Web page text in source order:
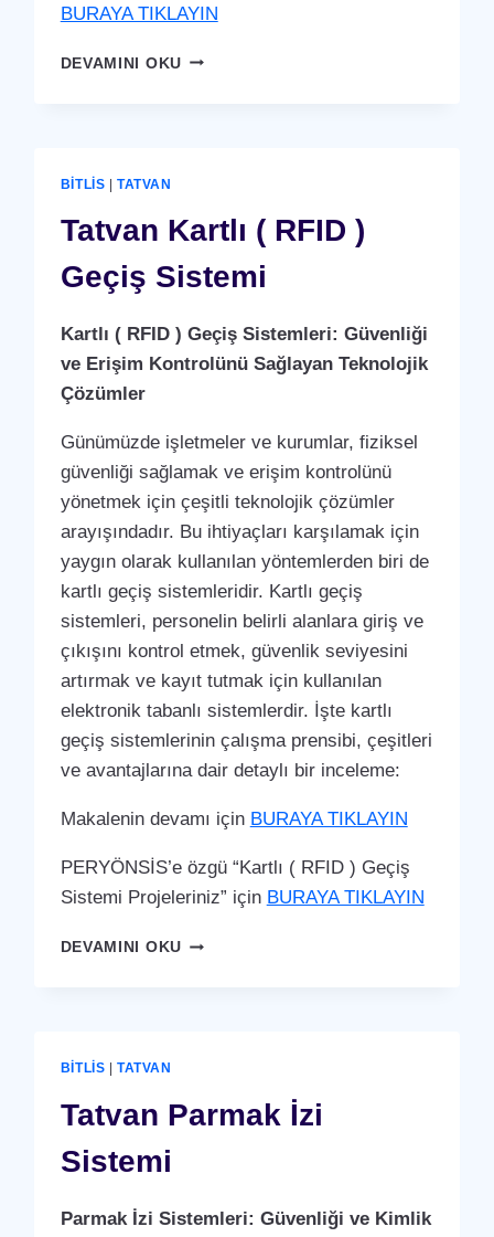
BURAYA TIKLAYIN
DEVAMINI OKUTATVAN
HIZMETI
BITLIS |TATVAN
Tatvan Kartlı ( RFID )
Geçiş Sistemi
Kartlı ( RFID ) Geçiş Sistemleri: Güvenliği
ve Erişim Kontrolünü Sağlayan Teknolojik
Çözümler
Günümüzde işletmeler ve kurumlar, fiziksel
güvenliği sağlamak ve erişim kontrolünü
yönetmek için çeşitli teknolojik çözümler
arayışındadır. Bu ihtiyaçları karşılamak için
yaygın olarak kullanılan yöntemlerden biri de
kartlı geçiş sistemleridir. Kartlı geçiş
sistemleri, personelin belirli alanlara giriş ve
çıkışını kontrol etmek, güvenlik seviyesini
artırmak ve kayıt tutmak için kullanılan
elektronik tabanlı sistemlerdir. İşte kartlı
geçiş sistemlerinin çalışma prensibi, çeşitleri
ve avantajlarına dair detaylı bir inceleme:
Makalenin devamı için BURAYA TIKLAYIN
PERYÖNSİS’e özgü “Kartlı ( RFID ) Geçiş
Sistemi Projeleriniz” için BURAYA TIKLAYIN
DEVAMINI OKUTATVAN
BITLIS |TATVAN
Tatvan Parmak İzi
Sistemi
Parmak İzi Sistemleri: Güvenliği ve Kimlik